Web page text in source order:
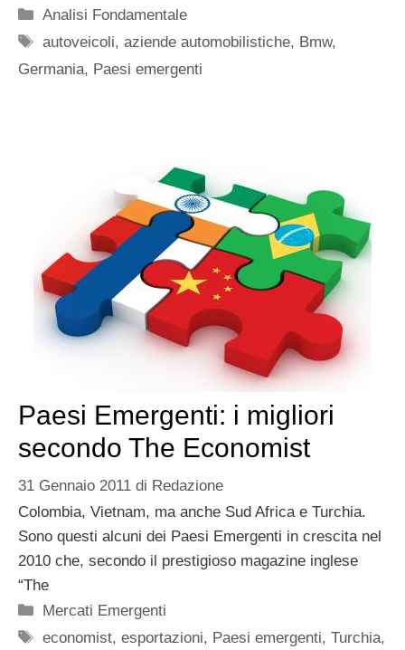
Categorie
Analisi Fondamentale
Tag
autoveicoli,aziende automobilistiche, Bmw,
Germania, Paesi emergenti
Paesi Emergenti: i migliori
secondo The Economist
31 Gennaio 2011 di Redazione
Colombia, Vietnam, ma anche Sud Africa e Turchia.
Sono questi alcuni dei Paesi Emergenti in crescita nel
2010 che, secondo il prestigioso magazine inglese
“The
Categorie
Mercati Emergenti
Tag
economist,esportazioni, Paesi emergenti,Turchia,